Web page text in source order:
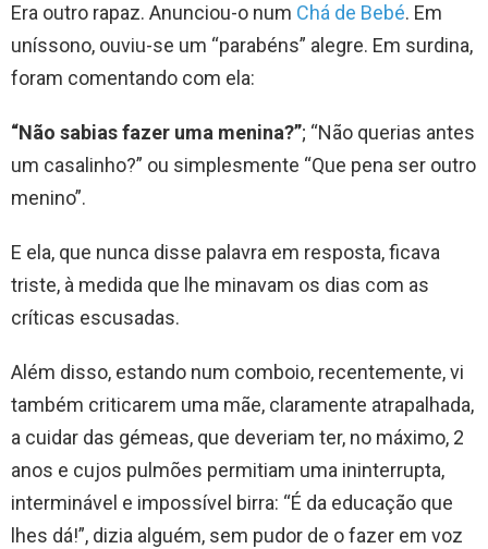
Era outro rapaz. Anunciou-o num Chá de Bebé. Em
uníssono, ouviu-se um “parabéns” alegre. Em surdina,
foram comentando com ela:
“Não sabias fazer uma menina?”; “Não querias antes
um casalinho?” ou simplesmente “Que pena ser outro
menino”.
E ela, que nunca disse palavra em resposta, ficava
triste, à medida que lhe minavam os dias com as
críticas escusadas.
Além disso, estando num comboio, recentemente, vi
também criticarem uma mãe, claramente atrapalhada,
a cuidar das gémeas, que deveriam ter, no máximo, 2
anos e cujos pulmões permitiam uma ininterrupta,
interminável e impossível birra: “É da educação que
lhes dá!”, dizia alguém, sem pudor de o fazer em voz